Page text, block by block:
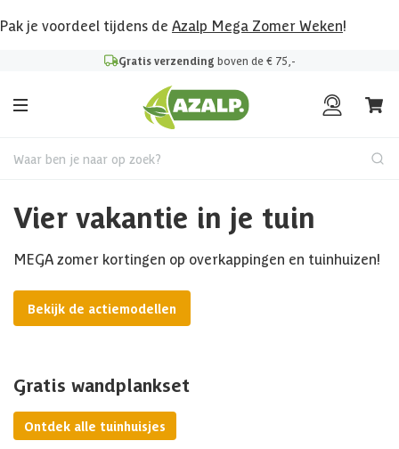
Pak je voordeel tijdens de Azalp Mega Zomer Weken!
Gratis verzending boven de € 75,-
Waar ben je naar op zoek?
Vier vakantie in je tuin
MEGA zomer kortingen op overkappingen en tuinhuizen!
Bekijk de actiemodellen
Gratis wandplankset
Ontdek alle tuinhuisjes